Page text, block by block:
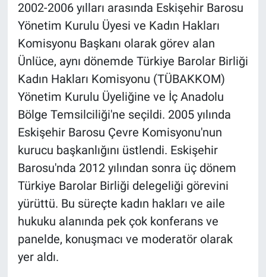
2002-2006 yılları arasında Eskişehir Barosu
Yönetim Kurulu Üyesi ve Kadın Hakları
Komisyonu Başkanı olarak görev alan
Ünlüce, aynı dönemde Türkiye Barolar Birliği
Kadın Hakları Komisyonu (TÜBAKKOM)
Yönetim Kurulu Üyeliğine ve İç Anadolu
Bölge Temsilciliği'ne seçildi. 2005 yılında
Eskişehir Barosu Çevre Komisyonu'nun
kurucu başkanlığını üstlendi. Eskişehir
Barosu'nda 2012 yılından sonra üç dönem
Türkiye Barolar Birliği delegeliği görevini
yürüttü. Bu süreçte kadın hakları ve aile
hukuku alanında pek çok konferans ve
panelde, konuşmacı ve moderatör olarak
yer aldı.
Magazin
Bilim ve Teknoloji